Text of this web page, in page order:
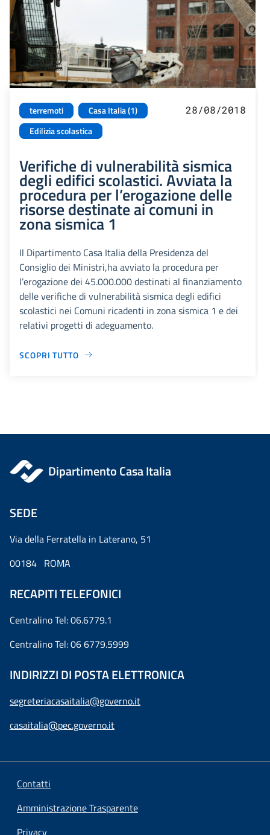
terremoti
Casa Italia (1)
Edilizia scolastica
28/08/2018
Verifiche di vulnerabilità sismica
degli edifici scolastici. Avviata la
procedura per l’erogazione delle
risorse destinate ai comuni in
zona sismica 1
Il Dipartimento Casa Italia della Presidenza del
Consiglio dei Ministri,ha avviato la procedura per
l’erogazione dei 45.000.000 destinati al finanziamento
delle verifiche di vulnerabilità sismica degli edifici
scolastici nei Comuni ricadenti in zona sismica 1 e dei
relativi progetti di adeguamento.
SCOPRI TUTTO
Dipartimento Casa Italia
SEDE
Via della Ferratella in Laterano, 51
00184 ROMA
RECAPITI TELEFONICI
Centralino Tel: 06.6779.1
Centralino Tel: 06 6779.5999
INDIRIZZI DI POSTA ELETTRONICA
segreteriacasaitalia@governo.it
casaitalia@pec.governo.it
Contatti
Amministrazione Trasparente
Privacy